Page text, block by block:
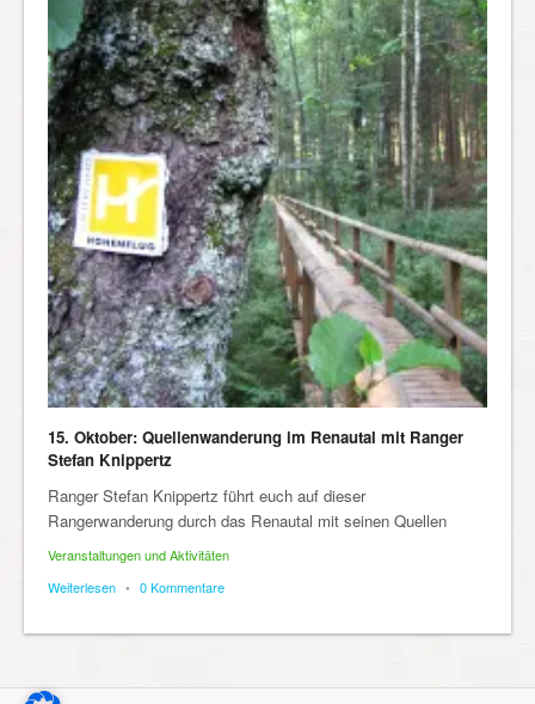
15. Oktober: Quellenwanderung im Renautal mit Ranger
Stefan Knippertz
Ranger Stefan Knippertz führt euch auf dieser
Rangerwanderung durch das Renautal mit seinen Quellen
Veranstaltungen und Aktivitäten
Weiterlesen • 0 Kommentare